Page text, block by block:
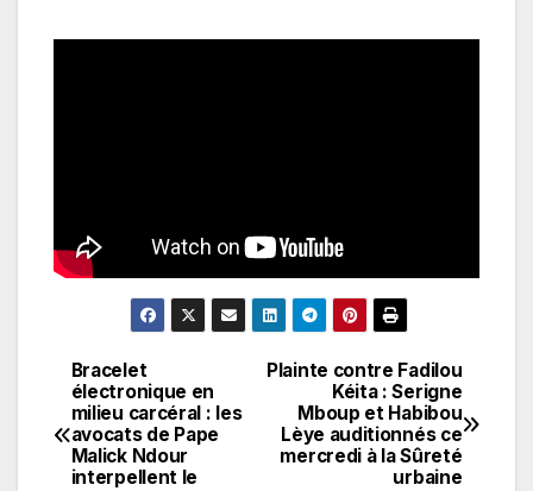
Navigation
de
l’article
Plainte contre Fadilou
Kéita : Serigne
Mboup et Habibou
Lèye auditionnés ce
mercredi à la Sûreté
urbaine
Bracelet
électronique en
milieu carcéral : les
avocats de Pape
Malick Ndour
interpellent le